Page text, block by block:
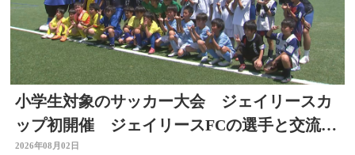
小学生対象のサッカー大会 ジェイリースカ
ップ初開催 ジェイリースFCの選手と交流
も 大分
2026年08月02日